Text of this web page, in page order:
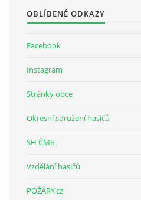
OBLÍBENÉ ODKAZY
Facebook
Instagram
Stránky obce
Okresní sdružení hasičů
SH ČMS
Vzdělání hasičů
POŽÁRY.cz